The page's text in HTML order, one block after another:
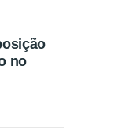
no